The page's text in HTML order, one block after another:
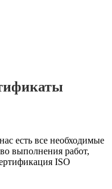
есть все необходимые
выполнения работ,
ISO